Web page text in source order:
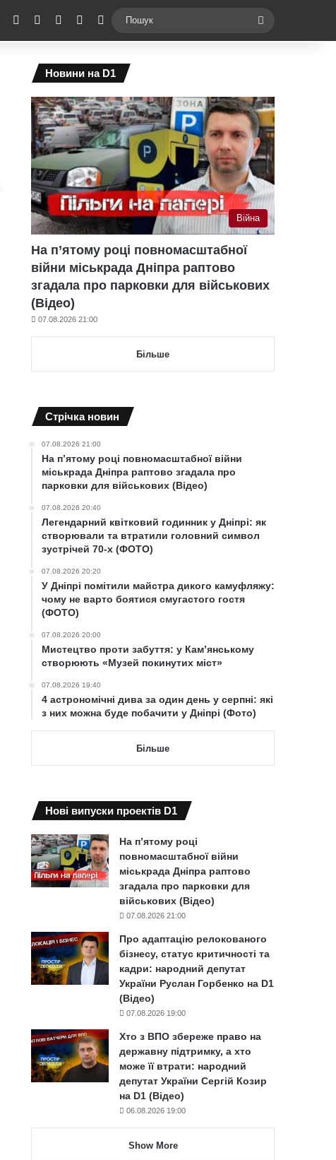
Facebook YouTubeInstagramTelegramSwitch skin
Новини на D1
Війна
На п’ятому році повномасштабної
війни міськрада Дніпра раптово
згадала про парковки для військових
(Відео)
07.08.2026 21:00
Більше
Cтрічка новин
07.08.2026 21:00
На п’ятому році повномасштабної війни
міськрада Дніпра раптово згадала про
парковки для військових (Відео)
07.08.2026 20:40
Легендарний квітковий годинник у Дніпрі: як
створювали та втратили головний символ
зустрічей 70-х (ФОТО)
07.08.2026 20:20
У Дніпрі помітили майстра дикого камуфляжу:
чому не варто боятися смугастого гостя
(ФОТО)
07.08.2026 20:00
Мистецтво проти забуття: у Кам’янському
створюють «Музей покинутих міст»
07.08.2026 19:40
4 астрономічні дива за один день у серпні: які
з них можна буде побачити у Дніпрі (Фото)
Більше
Нові випуски проектів D1
На п’ятому році
повномасштабної війни
міськрада Дніпра раптово
згадала про парковки для
військових (Відео)
07.08.2026 21:00
Про адаптацію релокованого
бізнесу, статус критичності та
кадри: народний депутат
України Руслан Горбенко на D1
(Відео)
07.08.2026 19:00
Хто з ВПО збереже право на
державну підтримку, а хто
може її втрати: народний
депутат України Сергій Козир
на D1 (Відео)
06.08.2026 19:00
Show More